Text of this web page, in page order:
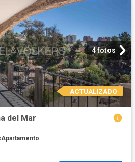
4 fotos
ACTUALIZADO
del Mar
Apartamento